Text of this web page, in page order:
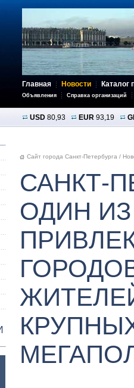
Главная Новости Каталог
Объявления Справка организаций
USD 80,93 EUR 93,19
Сайт города Санкт-Петербурга /
САНКТ-
ОДИН